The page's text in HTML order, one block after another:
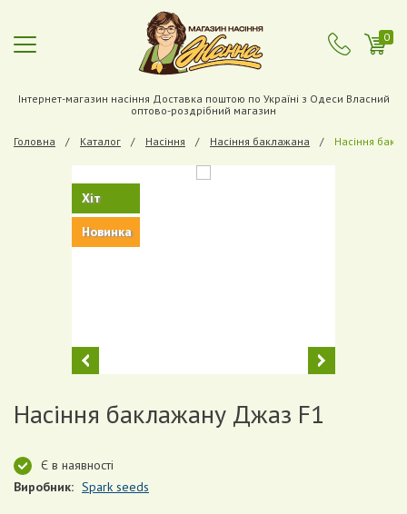
0
Інтернет-магазин насіння Доставка поштою по Україні з Одеси Власний
оптово-роздрібний магазин
Головна Каталог Насіння Насіння баклажана Насіння
Previous
Хіт
Новинка
Next
Насіння баклажану Джаз F1
Є в наявності
Виробник: Spark seeds